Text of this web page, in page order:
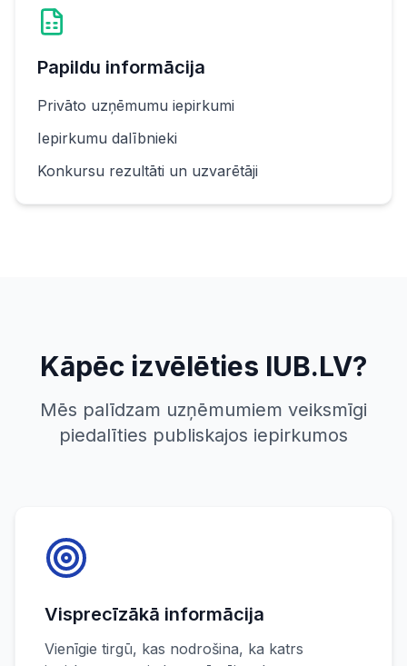
Papildu informācija
Privāto uzņēmumu iepirkumi
Iepirkumu dalībnieki
Konkursu rezultāti un uzvarētāji
Kāpēc izvēlēties IUB.LV?
Mēs palīdzam uzņēmumiem veiksmīgi
piedalīties publiskajos iepirkumos
Visprecīzākā informācija
Vienīgie tirgū, kas nodrošina, ka katrs